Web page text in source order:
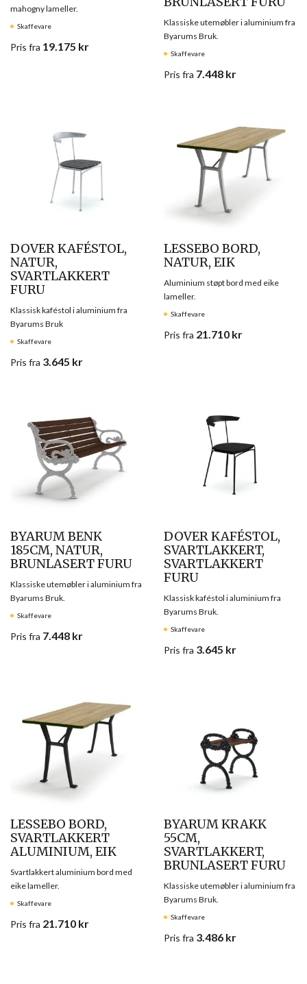
Skaffevare
mahogny lameller.
Pris fra 19.175 kr
Skaffevare
Klassiske utemøbler i aluminium fra
Byarums Bruk.
Pris fra 7.448 kr
DOVER KAFÉSTOL,
NATUR,
SVARTLAKKERT
FURU
Skaffevare
Klassisk kaféstol i aluminium fra
Byarums Bruk
Pris fra 3.645 kr
LESSEBO BORD,
NATUR, EIK
Skaffevare
Aluminium støpt bord med eike
lameller.
Pris fra 21.710 kr
BYARUM BENK
185CM, NATUR,
BRUNLASERT FURU
Skaffevare
Klassiske utemøbler i aluminium fra
Byarums Bruk.
Pris fra 7.448 kr
DOVER KAFÉSTOL,
SVARTLAKKERT,
SVARTLAKKERT
FURU
Skaffevare
Klassisk kaféstol i aluminium fra
Byarums Bruk.
Pris fra 3.645 kr
LESSEBO BORD,
SVARTLAKKERT
ALUMINIUM, EIK
Skaffevare
Svartlakkert aluminium bord med
eike lameller.
Pris fra 21.710 kr
BYARUM KRAKK
55CM,
SVARTLAKKERT,
BRUNLASERT FURU
Skaffevare
Klassiske utemøbler i aluminium fra
Byarums Bruk.
Pris fra 3.486 kr